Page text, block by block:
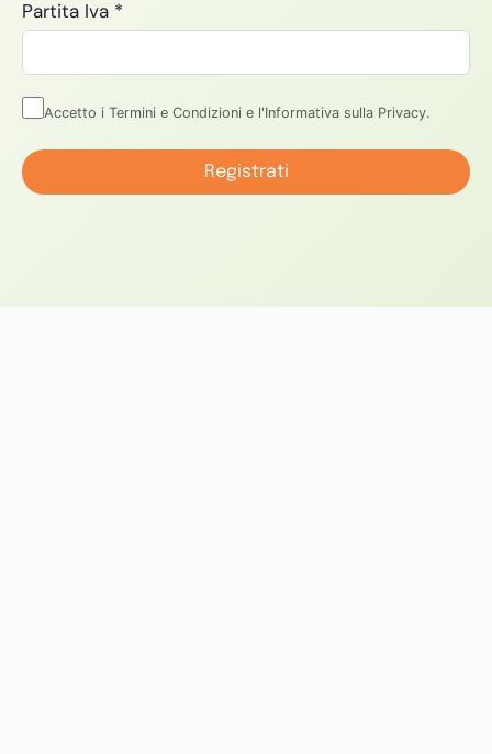
Partita Iva *
Accetto i Termini e Condizioni e l'Informativa sulla Privacy.
Registrati